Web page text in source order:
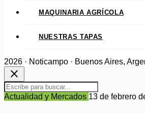
MAQUINARIA AGRÍCOLA
NUESTRAS TAPAS
2026 · Noticampo · Buenos Aires,
close
Actualidad y Mercados 13 de febrero